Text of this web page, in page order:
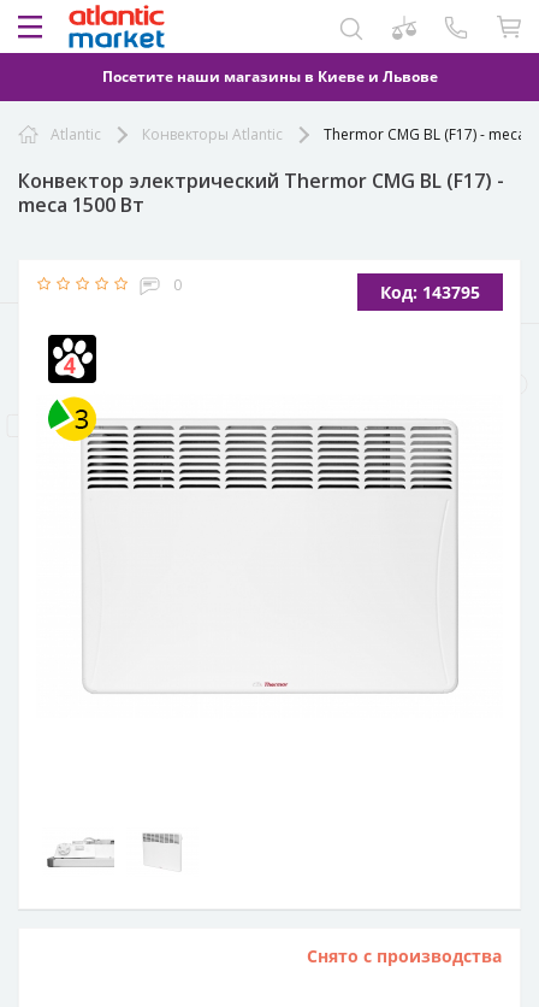
Посетите наши магазины в Киеве и Львове
Atlantic Конвекторы Atlantic Thermor CMG BL (F17) - meca
Конвектор электрический Thermor CMG BL (F17) -
meca 1500 Вт
0 Код: 143795
Снято с производства